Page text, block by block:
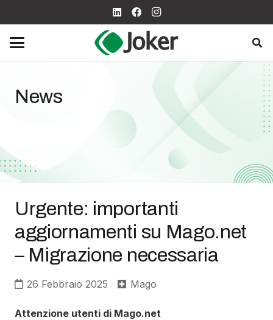
News
Urgente: importanti
aggiornamenti su Mago.net
– Migrazione necessaria
26 Febbraio 2025 Mago
Attenzione utenti di Mago.net